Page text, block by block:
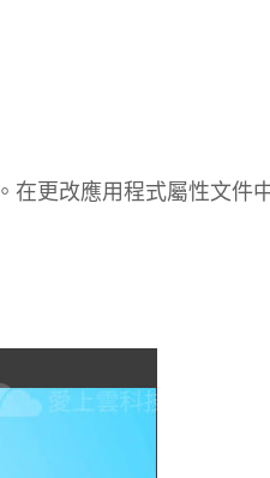
更改應用程式屬性文件